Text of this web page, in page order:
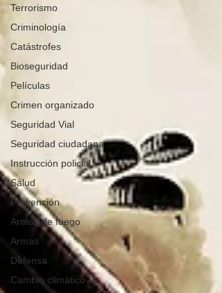
Terrorismo
Criminología
Catástrofes
Bioseguridad
Películas
Crimen organizado
Seguridad Vial
Seguridad ciudadana
Instrucción policial
Salud
Prevención
Armas de fuego
Armas
Defensa
Cambio climático